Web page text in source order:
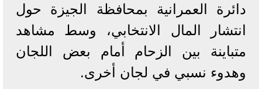
دائرة العمرانية بمحافظة الجيزة حول
انتشار المال الانتخابي، وسط مشاهد
متباينة بين الزحام أمام بعض اللجان
وهدوء نسبي في لجان أخرى.